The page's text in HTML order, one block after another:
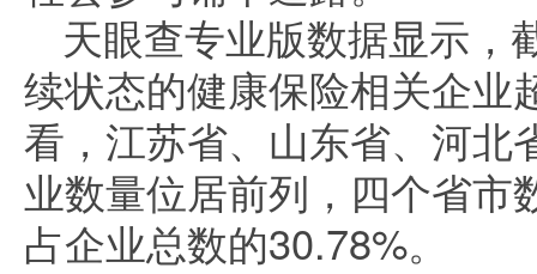
天眼查专业版数据显示，
续状态的健康保险相关企业
看，江苏省、山东省、河北
业数量位居前列，四个省市
占企业总数的30.78%。